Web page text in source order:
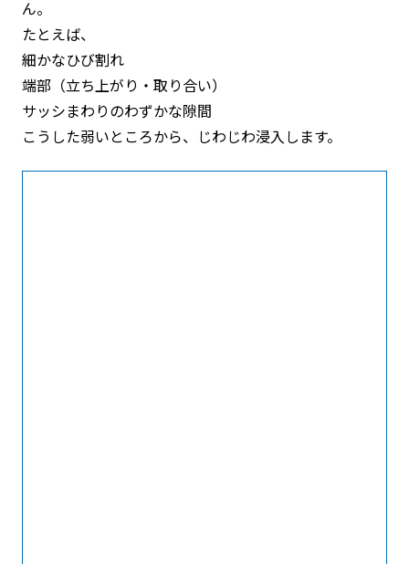
ん。
たとえば、
細かなひび割れ
端部（立ち上がり・取り合い）
サッシまわりのわずかな隙間
こうした弱いところから、じわじわ浸入します。